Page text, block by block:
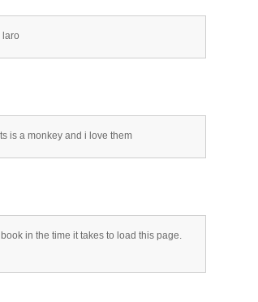
laro
is a monkey and i love them
in the time it takes to load this page.